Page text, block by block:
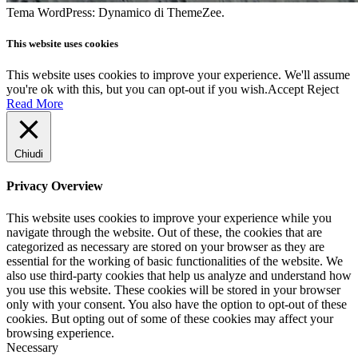
Tema WordPress: Dynamico di ThemeZee.
This website uses cookies
This website uses cookies to improve your experience. We'll assume
you're ok with this, but you can opt-out if you wish.Accept Reject
Read More
Chiudi
Privacy Overview
This website uses cookies to improve your experience while you
navigate through the website. Out of these, the cookies that are
categorized as necessary are stored on your browser as they are
essential for the working of basic functionalities of the website. We
also use third-party cookies that help us analyze and understand how
you use this website. These cookies will be stored in your browser
only with your consent. You also have the option to opt-out of these
cookies. But opting out of some of these cookies may affect your
browsing experience.
Necessary